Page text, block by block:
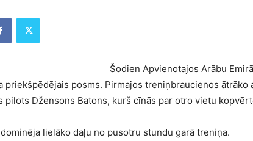
Šodien Apvienotajos Arābu
priekšpēdējais posms. Pirmajos treniņbraucienos ātrāko
pilots Džensons Batons, kurš cīnās par otro vietu
dominēja lielāko daļu no pusotru stundu garā treniņa.